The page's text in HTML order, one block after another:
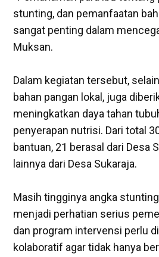
stunting, dan pemanfaatan
sangat penting dalam
Muksan.
‎Dalam kegiatan tersebut,
bahan pangan lokal, juga
meningkatkan daya tahan
penyerapan nutrisi. Dari total
bantuan, 21 berasal dari Desa
lainnya dari Desa Sukaraja.
‎Masih tingginya angka
menjadi perhatian serius
dan program intervensi perlu
kolaboratif agar tidak hanya